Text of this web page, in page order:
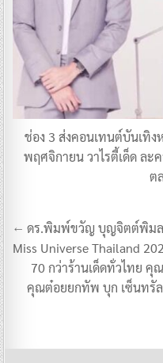
ช่อง 3 ส่งคอนเทนต์บันเทิ
พฤศจิกายน วาไรตี้เด็ด ละ
ต
แนะแนว
เรื่อง
← ดร.พิมพ์ขวัญ บุญจิตต์พิมล
Miss Universe Thailand
70 กว่าร้านเด็ดทั่วไทย คุ
คุณต๋อยยกทัพ บุก เซ็นทรั